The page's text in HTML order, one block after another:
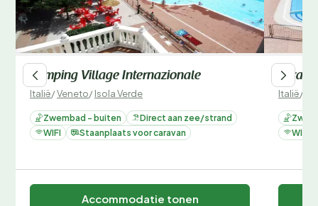
Camping Village Internazionale
Italië/Veneto/Isola Verde
Zwembad - buiten
Direct aan zee/strand
WIFI
Staanplaats voor caravan
Accommodatie tonen
Italië/
WIFI